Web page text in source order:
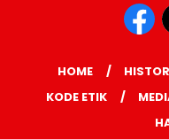
HOME
KODE ETIK